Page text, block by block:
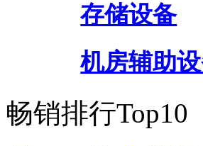
存储设备
机房辅助
畅销排行Top10